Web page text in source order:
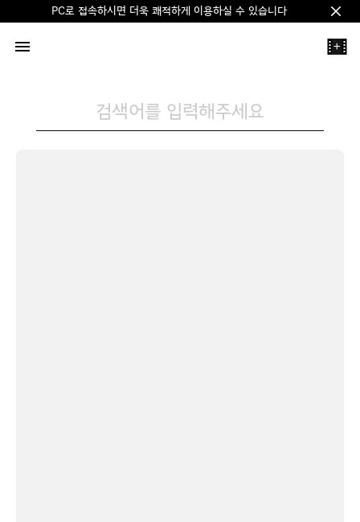
PC로 접속하시면 더욱 쾌적하게 이용하실 수 있습니다
+
검색어를 입력해주세요